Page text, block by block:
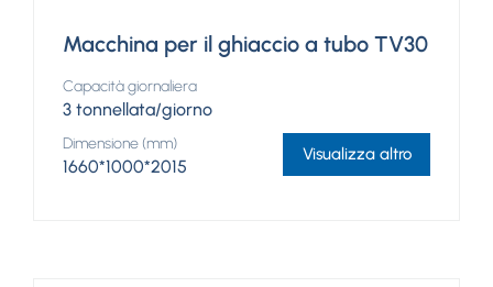
Macchina per il ghiaccio a tubo TV30
Capacità giornaliera
3 tonnellata/giorno
Dimensione (mm)
1660*1000*2015
Visualizza altro